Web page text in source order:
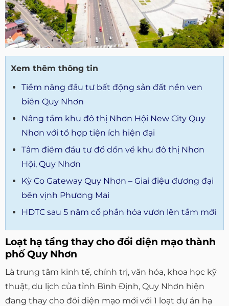
Xem thêm thông tin
Tiềm năng đầu tư bất động sản đất nền ven
biển Quy Nhơn
Nâng tầm khu đô thị Nhơn Hội New City Quy
Nhơn với tổ hợp tiện ích hiện đại
Tâm điểm đầu tư đổ dồn về khu đô thị Nhơn
Hội, Quy Nhơn
Kỳ Co Gateway Quy Nhơn – Giai điệu đương đại
bên vịnh Phương Mai
HDTC sau 5 năm cổ phần hóa vươn lên tầm mới
Loạt hạ tầng thay cho đổi diện mạo thành
phố Quy Nhơn
Là trung tâm kinh tế, chính trị, văn hóa, khoa học kỹ
thuật, du lịch của tỉnh Bình Định, Quy Nhơn hiện
đang thay cho đổi diện mạo mới với 1 loạt dự án hạ